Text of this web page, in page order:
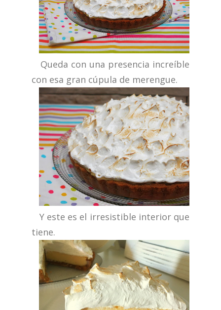
Queda con una presencia increíble
con esa gran cúpula de merengue.
Y este es el irresistible interior que
tiene.